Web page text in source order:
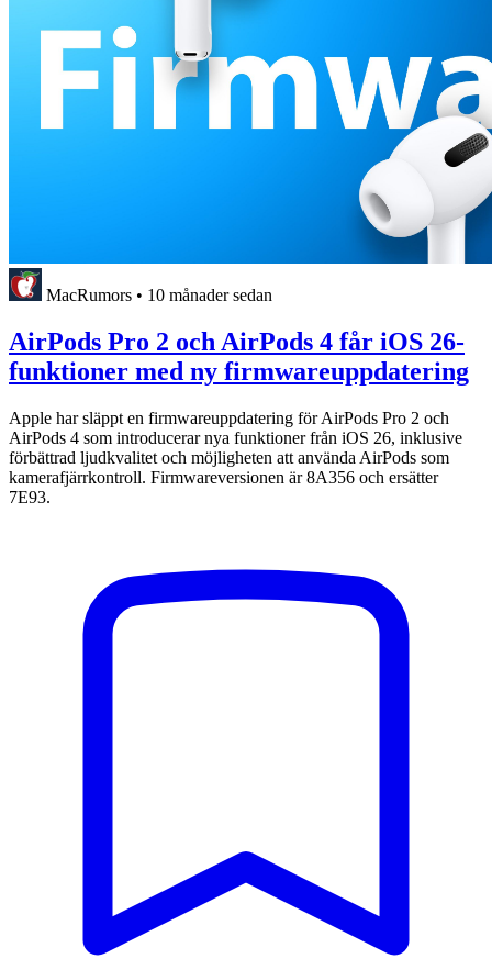
MacRumors • 10 månader sedan
AirPods Pro 2 och AirPods 4 får iOS 26-
funktioner med ny firmwareuppdatering
Apple har släppt en firmwareuppdatering för AirPods Pro 2 och
AirPods 4 som introducerar nya funktioner från iOS 26, inklusive
förbättrad ljudkvalitet och möjligheten att använda AirPods som
kamerafjärrkontroll. Firmwareversionen är 8A356 och ersätter
7E93.